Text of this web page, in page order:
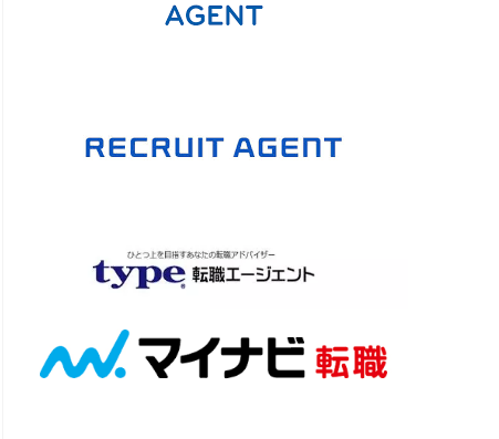
詳細 詳細
80％以上 非公開
20代後半～30代 20代～30代